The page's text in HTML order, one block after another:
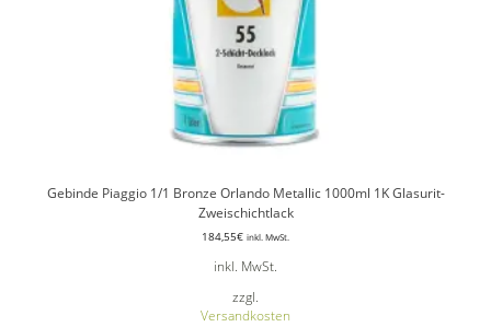
Gebinde Piaggio 1/1 Bronze Orlando Metallic 1000ml 1K Glasurit-
Zweischichtlack
184,55€ inkl. MwSt.
inkl. MwSt.
zzgl.
Versandkosten